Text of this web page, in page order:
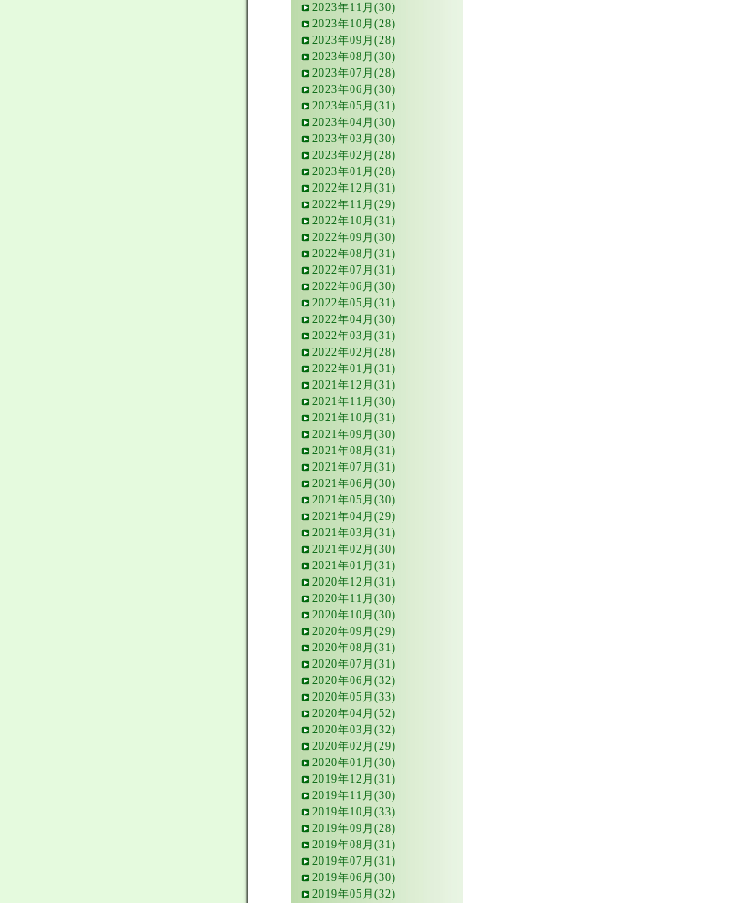
2023年11月(30)
2023年10月(28)
2023年09月(28)
2023年08月(30)
2023年07月(28)
2023年06月(30)
2023年05月(31)
2023年04月(30)
2023年03月(30)
2023年02月(28)
2023年01月(28)
2022年12月(31)
2022年11月(29)
2022年10月(31)
2022年09月(30)
2022年08月(31)
2022年07月(31)
2022年06月(30)
2022年05月(31)
2022年04月(30)
2022年03月(31)
2022年02月(28)
2022年01月(31)
2021年12月(31)
2021年11月(30)
2021年10月(31)
2021年09月(30)
2021年08月(31)
2021年07月(31)
2021年06月(30)
2021年05月(30)
2021年04月(29)
2021年03月(31)
2021年02月(30)
2021年01月(31)
2020年12月(31)
2020年11月(30)
2020年10月(30)
2020年09月(29)
2020年08月(31)
2020年07月(31)
2020年06月(32)
2020年05月(33)
2020年04月(52)
2020年03月(32)
2020年02月(29)
2020年01月(30)
2019年12月(31)
2019年11月(30)
2019年10月(33)
2019年09月(28)
2019年08月(31)
2019年07月(31)
2019年06月(30)
2019年05月(32)